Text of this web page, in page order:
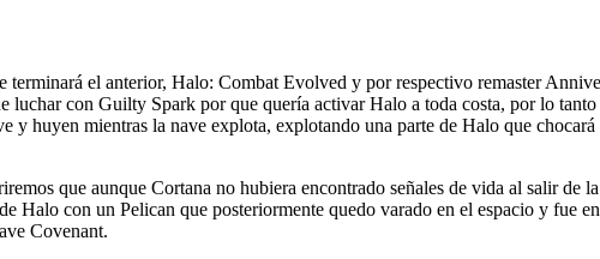
terminará el anterior, Halo: Combat Evolved y por respectivo remaster
con Guilty Spark por que quería activar Halo a toda costa, por lo tanto
y huyen mientras la nave explota, explotando una parte de Halo que
que aunque Cortana no hubiera encontrado señales de vida al salir de
Halo con un Pelican que posteriormente quedo varado en el espacio y fue
Covenant.